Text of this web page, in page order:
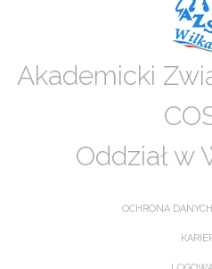
Akademicki
Oddział w
OCHRONA